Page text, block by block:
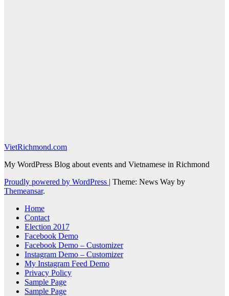
VietRichmond.com
My WordPress Blog about events and Vietnamese in Richmond
Proudly powered by WordPress | Theme: News Way by
Themeansar.
Home
Contact
Election 2017
Facebook Demo
Facebook Demo – Customizer
Instagram Demo – Customizer
My Instagram Feed Demo
Privacy Policy
Sample Page
Sample Page